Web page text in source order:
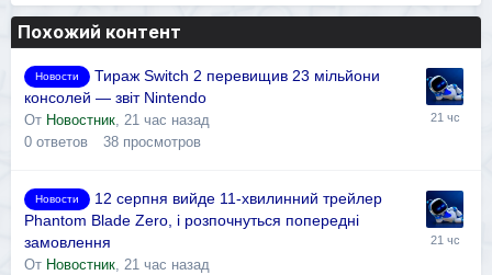
Похожий контент
Новости
Тираж Switch 2 перевищив 23 мільйони
консолей — звіт Nintendo
От Новостник 21 час назад
0 ответов 38 просмотров
Новости
12 серпня вийде 11-хвилинний трейлер
Phantom Blade Zero, і розпочнуться попередні
замовлення
От Новостник, 21 час назад